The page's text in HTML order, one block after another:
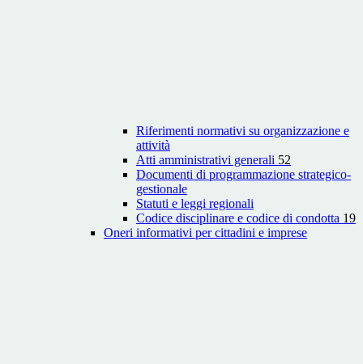
Riferimenti normativi su organizzazione e
attività
Atti amministrativi generali 52
Documenti di programmazione strategico-
gestionale
Statuti e leggi regionali
Codice disciplinare e codice di condotta 19
Oneri informativi per cittadini e imprese